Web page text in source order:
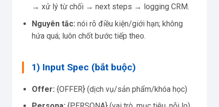
→ xử lý từ chối → next steps → logging CRM.
Nguyên tắc: nói rõ điều kiện/giới hạn; không
hứa quá; luôn chốt bước tiếp theo.
1) Input Spec (bắt buộc)
Offer: {OFFER} (dịch vụ/sản phẩm/khóa học)